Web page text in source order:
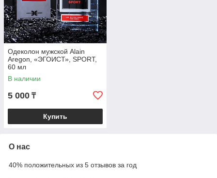
Одеколон мужской Alain
Aregon, «ЭГОИСТ», SPORT,
60 мл
В наличии
5 000 ₸
Купить
О нас
40% положительных из 5 отзывов за год